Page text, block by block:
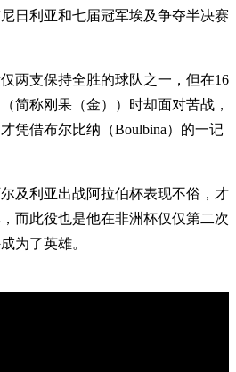
日利亚和七届冠军埃及争夺半决赛
两支保持全胜的球队之一，但在16
简称刚果（金））时却面对苦战，
凭借布尔比纳（Boulbina）的一记
及利亚出战阿拉伯杯表现不俗，才
而此役也是他在非洲杯仅仅第二次
为了英雄。